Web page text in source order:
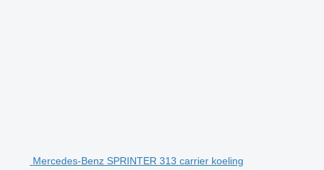
Mercedes-Benz SPRINTER 313 carrier koeling